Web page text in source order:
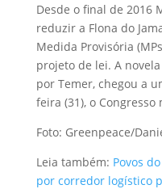
Desde o final de 2016
reduzir a Flona do
Medida Provisória
projeto de lei. A
por Temer, chegou a
feira (31), o
Foto: Greenpeace/
Leia também: Povos
por corredor logístico